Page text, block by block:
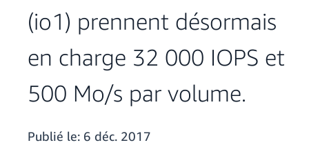
(io1) prennent désormais
en charge 32 000 IOPS et
500 Mo/s par volume.
Publié le: 6 déc. 2017